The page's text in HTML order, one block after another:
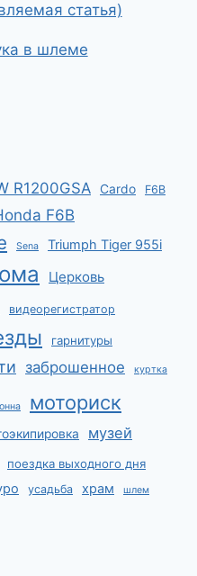
статья)
в шлеме
R1200GSA Cardo F6B
F6B
Sena Triumph Tiger 955i
Церковь
видеорегистратор
гарнитуры
заброшенное куртка
моториск
музей
поездка выходного дня
усадьба храм шлем